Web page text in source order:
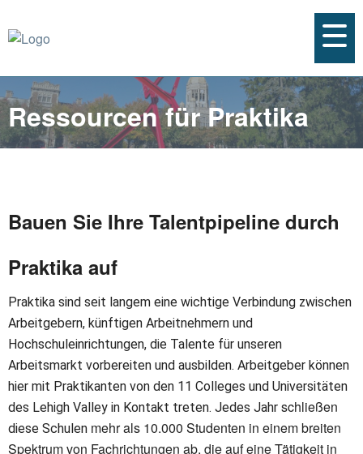
Ressourcen für Praktika
Bauen Sie Ihre Talentpipeline durch
Praktika auf
Praktika sind seit langem eine wichtige Verbindung zwischen
Arbeitgebern, künftigen Arbeitnehmern und
Hochschuleinrichtungen, die Talente für unseren
Arbeitsmarkt vorbereiten und ausbilden. Arbeitgeber können
hier mit Praktikanten von den 11 Colleges und Universitäten
des Lehigh Valley in Kontakt treten. Jedes Jahr schließen
diese Schulen mehr als 10.000 Studenten in einem breiten
Spektrum von Fachrichtungen ab, die auf eine Tätigkeit in